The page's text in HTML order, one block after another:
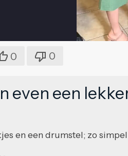
0 0
even een
en een drumstel; zo